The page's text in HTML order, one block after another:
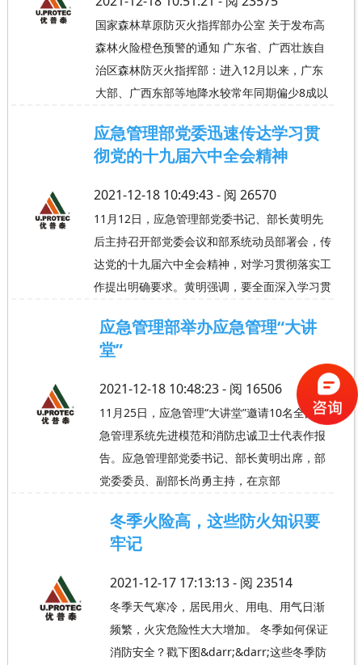
国家森林草原防灭火指挥部办公室 关于发布高
森林火险橙色预警的通知 广东省、广西壮族自
治区森林防灭火指挥部：进入12月以来，广东
大部、广西东部等地降水较常年同期偏少8成以
应急管理部党委迅速传达学习贯
彻党的十九届六中全会精神
2021-12-18 10:49:43 - 阅 26570
11月12日，应急管理部党委书记、部长黄明先
后主持召开部党委会议和部系统动员部署会，传
达党的十九届六中全会精神，对学习贯彻落实工
作提出明确要求。黄明强调，要全面深入学习贯
应急管理部举办应急管理“大讲
堂”
2021-12-18 10:48:23 - 阅 16506
11月25日，应急管理“大讲堂”邀请10名全国应
急管理系统先进模范和消防忠诚卫士代表作报
告。应急管理部党委书记、部长黄明出席，部
党委委员、副部长尚勇主持，在京部
冬季火险高，这些防火知识要
牢记
2021-12-17 17:13:13 - 阅23514
冬季天气寒冷，居民用火、用电、用气日渐
频繁，火灾危险性大大增加。 冬季如何保证
消防安全？戳下图&darr;&darr;这些冬季防